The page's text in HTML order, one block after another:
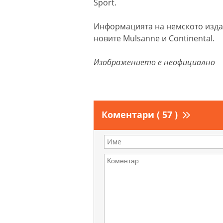
Sport.
Информацията на немското
новите Mulsanne и Continental.
Изображението е неофициално
Коментари ( 57 )